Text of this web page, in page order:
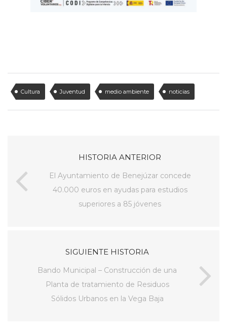
Cultura Juventud medio ambiente noticias
HISTORIA ANTERIOR
El Ayuntamiento de Benejúzar concede
40.000 euros en ayudas para estudios
superiores a 85 jóvenes
SIGUIENTE HISTORIA
Bando Municipal – Construcción de una
Planta de tratamiento de Residuos
Sólidos Urbanos en la Vega Baja